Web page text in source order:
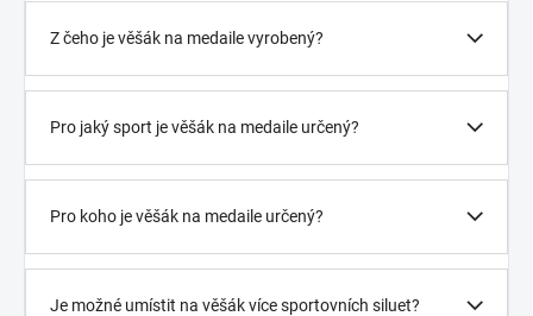
Z čeho je věšák na medaile vyrobený?
Pro jaký sport je věšák na medaile určený?
Pro koho je věšák na medaile určený?
Je možné umístit na věšák více sportovních siluet?